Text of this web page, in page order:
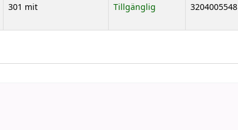
301 mit Tillgänglig 3204005548